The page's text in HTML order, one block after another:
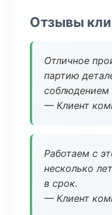
Отзывы
Отличное
партию
соблюдением
— Клиент
Работаем с
несколько
в срок.
— Клиент